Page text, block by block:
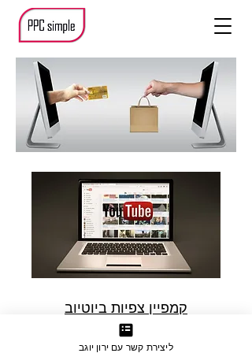
קמפיין צפיות ביוטיוב
ליצירת קשר עם ירון יוגב